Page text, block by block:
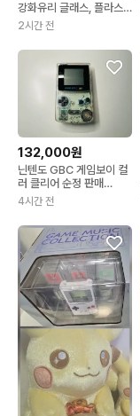
강화유리 글래스, 플라스
틱액정 판매
2시간 전
132,000원
닌텐도 GBC 게임보이 컬
러 클리어 순정 판매
(GBA, 게임보이어드밴스)
4시간 전